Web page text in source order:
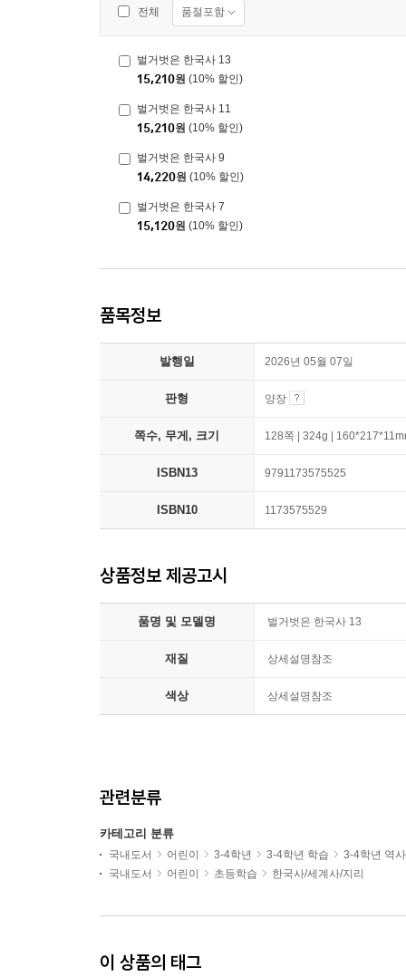
전체 품절포함
벌거벗은 한국사 13
15,210원 (10% 할인)
벌거벗은 한국사 11
15,210원 (10% 할인)
벌거벗은 한국사 9
14,220원 (10% 할인)
벌거벗은 한국사 7
15,120원 (10% 할인)
품목정보
발행일 2026년 05월 07일
판형 양장
쪽수, 무게, 크기 128쪽 | 324g |
ISBN13 9791173575525
ISBN10 1173575529
상품정보 제공고시
품명 및 모델명 벌거벗은 한국사 13
재질 상세설명참조
색상 상세설명참조
관련분류
카테고리 분류
국내도서 어린이 3-4학년 3-4학년 학습
3-4학년 역
국내도서
어린이 초등학습 한국사/세계사/지리
이 상품의 태그